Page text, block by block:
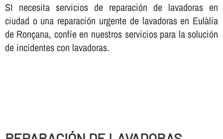
SI necesita servicios de reparación de lavadoras en
ciudad o una reparación urgente de lavadoras en Eulàlia
de Ronçana, confí­e en nuestros servicios para la solución
de incidentes con lavadoras.